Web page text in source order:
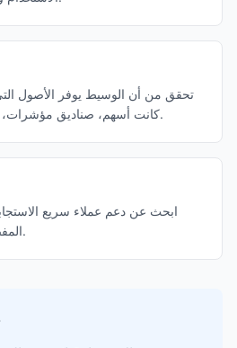
تحقق من أن الوسيط يوفر الأصول
كانت أسهم، صناديق مؤشرات، فوركس، أو عملات رقمية.
ابحث عن دعم عملاء سريع
المفضلة وفي منطقتك الزمنية.